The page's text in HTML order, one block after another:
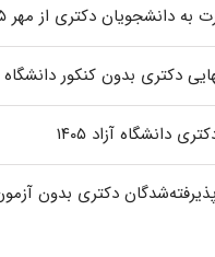
به دانشجویان دکتری از مهر ۱۴۰۵
دکتری بدون کنکور دانشگاه
دانشگاه آزاد ۱۴۰۵
دکتری بدون